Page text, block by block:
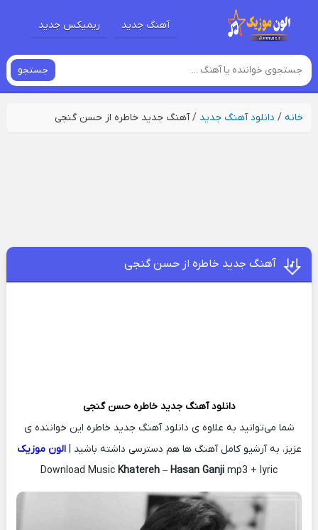
آهنگ جدید ریمیکس جدید
جستجو
خانه/ دانلود آهنگ جدید /آهنگ جدید خاطره از حسن گنجی
آهنگ جدید خاطره از حسن گنجی
دانلود آهنگ جدید خاطرهحسن گنجی
شما می‌توانید به علاوه ی دانلود آهنگ جدید خاطره این خواننده ی
عزیز، به آرشیو کامل آهنگ ها هم دسترسی داشته باشید |الون موزیک
Download Music Khatereh – Hasan Ganji mp3 + lyric